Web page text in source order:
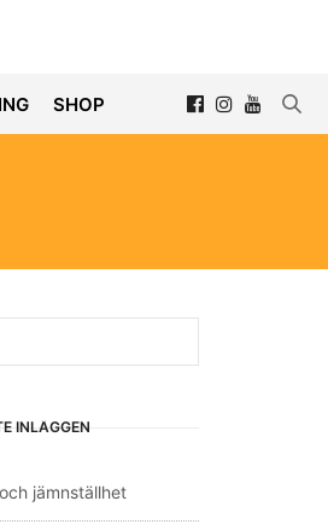
SHOP
INLÄGGEN
jämnställhet